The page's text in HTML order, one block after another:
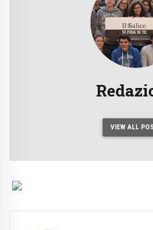
VIEW ALL